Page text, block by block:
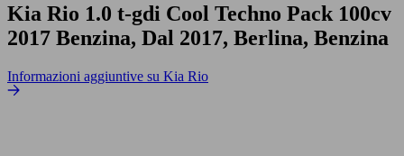
Kia Rio 1.0 t-gdi Cool Techno Pack 100cv
2017 Benzina, Dal 2017, Berlina, Benzina
Informazioni aggiuntive su Kia Rio